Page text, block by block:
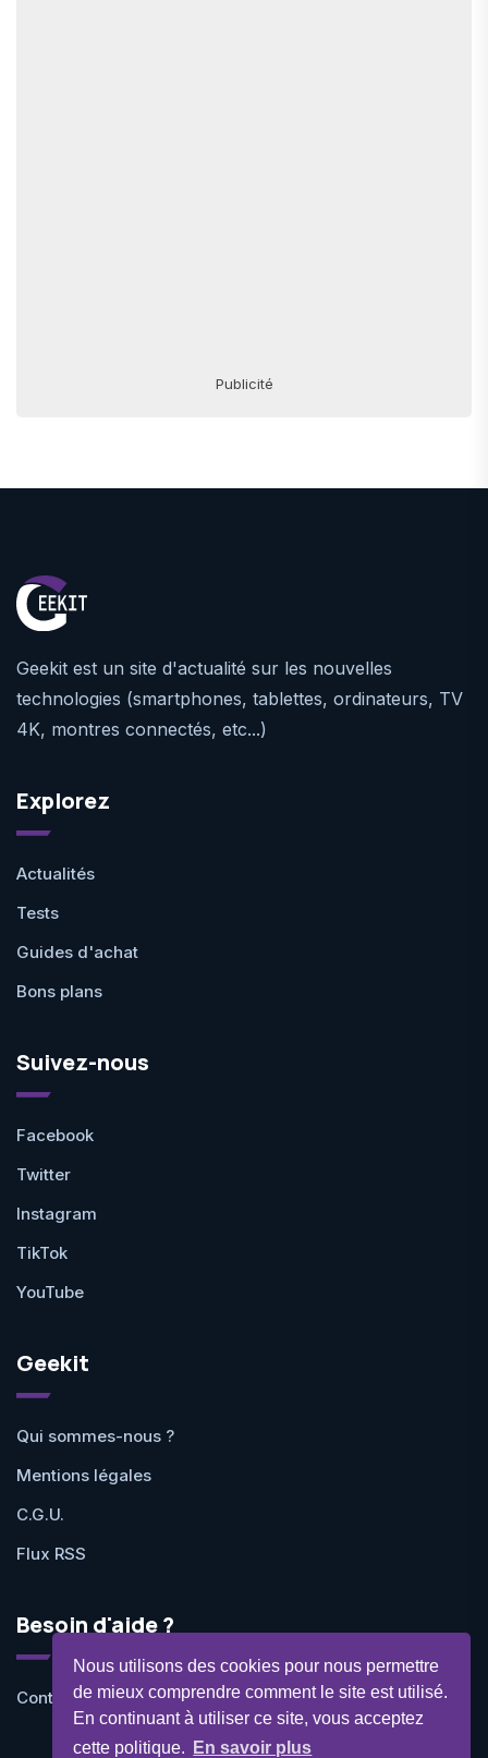
Nous utilisons des cookies pour nous permettre
de mieux comprendre comment le site est utilisé.
En continuant à utiliser ce site, vous acceptez
cette politique.
En savoir plus
Publicité
Geekit est un site d'actualité sur les nouvelles
technologies (smartphones, tablettes, ordinateurs, TV
4K, montres connectés, etc...)
Explorez
Actualités
Tests
Guides d'achat
Bons plans
Suivez-nous
Facebook
Twitter
Instagram
TikTok
YouTube
Geekit
Qui sommes-nous ?
Mentions légales
C.G.U.
Flux RSS
Besoin d'aide ?
Contactez-nous